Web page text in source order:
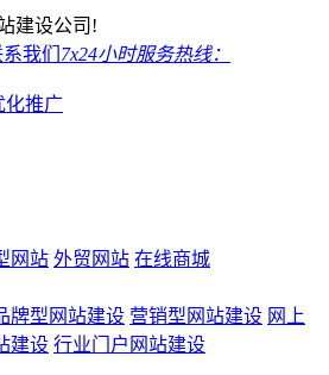
建设公司!
我们 7x24小时服务热线：
网站 外贸网站 在线商城
牌型网站建设 营销型网站建设 网上
建设 行业门户网站建设